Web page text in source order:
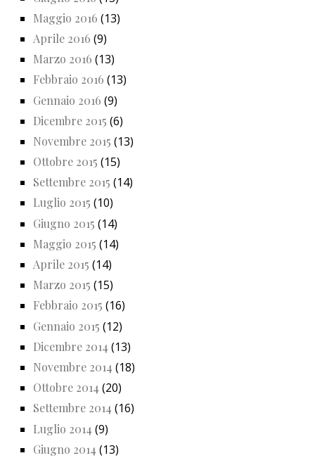
Maggio 2016 (13)
Aprile 2016 (9)
Marzo 2016 (13)
Febbraio 2016 (13)
Gennaio 2016 (9)
Dicembre 2015 (6)
Novembre 2015 (13)
Ottobre 2015 (15)
Settembre 2015 (14)
Luglio 2015 (10)
Giugno 2015 (14)
Maggio 2015 (14)
Aprile 2015 (14)
Marzo 2015 (15)
Febbraio 2015 (16)
Gennaio 2015 (12)
Dicembre 2014 (13)
Novembre 2014 (18)
Ottobre 2014 (20)
Settembre 2014 (16)
Luglio 2014 (9)
Giugno 2014 (13)